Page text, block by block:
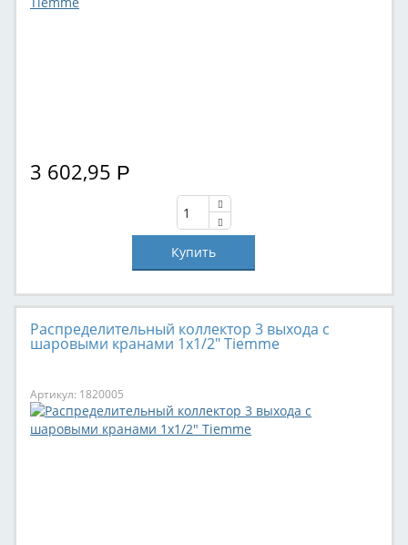
3 602,95 Р
Распределительный коллектор 3 выхода с
шаровыми кранами 1х1/2" Tiemme
Артикул: 1820005